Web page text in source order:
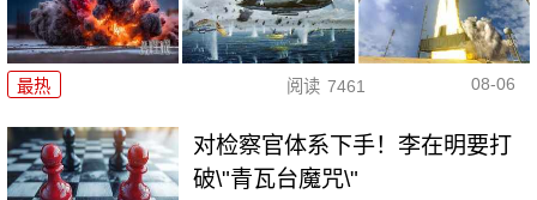
最热 阅读 7461 08-06
对检察官体系下手！李在明要打
破\"青瓦台魔咒\"